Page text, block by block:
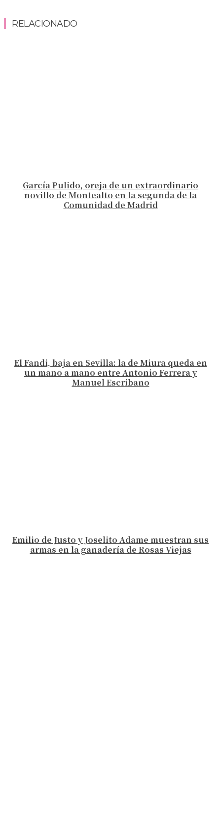
RELACIONADO
García Pulido, oreja de un extraordinario
novillo de Montealto en la segunda de la
Comunidad de Madrid
El Fandi, baja en Sevilla: la de Miura queda en
un mano a mano entre Antonio Ferrera y
Manuel Escribano
Emilio de Justo y Joselito Adame muestran sus
armas en la ganadería de Rosas Viejas